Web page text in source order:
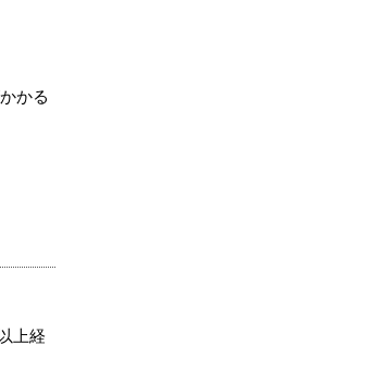
かる
上経